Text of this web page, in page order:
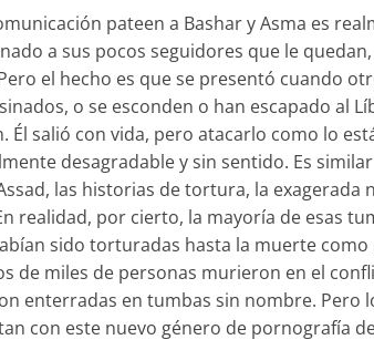
pateen a Bashar y Asma es
a sus pocos seguidores que le
el hecho es que se presentó cuando
o se esconden o han escapado al
Él salió con vida, pero atacarlo como lo
desagradable y sin sentido. Es
las historias de tortura, la
realidad, por cierto, la mayoría de esas
sido torturadas hasta la muerte
de miles de personas murieron en el
enterradas en tumbas sin nombre. Pero
con este nuevo género de pornografía